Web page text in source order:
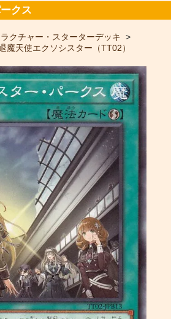
クス
クチャー・スターターデッキ >
魔天使エクソシスター（TT02）